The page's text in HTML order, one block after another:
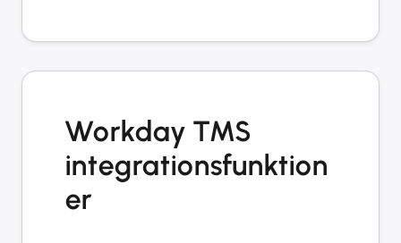
Workday TMS
integrationsfunktion
er